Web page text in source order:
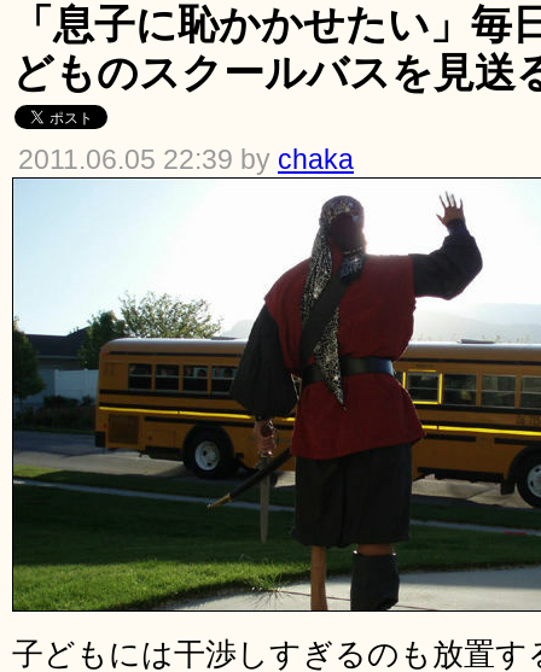
「息子に恥かかせたい」毎
どものスクールバスを見送
2011.06.05 22:39 by chaka
子どもには干渉しすぎるのも放置